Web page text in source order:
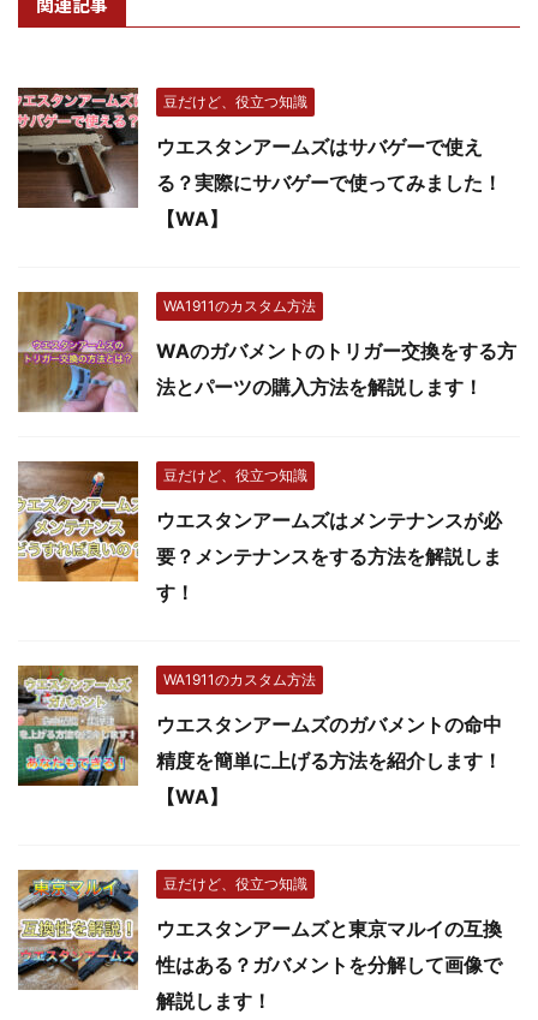
豆だけど、役立つ知識
ウエスタンアームズはサバゲーで使え
る？実際にサバゲーで使ってみました！
【WA】
WA1911のカスタム方法
WAのガバメントのトリガー交換をする方
法とパーツの購入方法を解説します！
豆だけど、役立つ知識
ウエスタンアームズはメンテナンスが必
要？メンテナンスをする方法を解説しま
す！
WA1911のカスタム方法
ウエスタンアームズのガバメントの命中
精度を簡単に上げる方法を紹介します！
【WA】
豆だけど、役立つ知識
ウエスタンアームズと東京マルイの互換
性はある？ガバメントを分解して画像で
解説します！